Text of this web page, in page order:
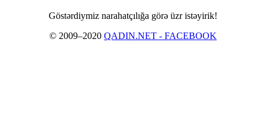
Göstərdiymiz narahatçılığa görə üzr istəyirik!
© 2009–2020 QADIN.NET - FACEBOOK